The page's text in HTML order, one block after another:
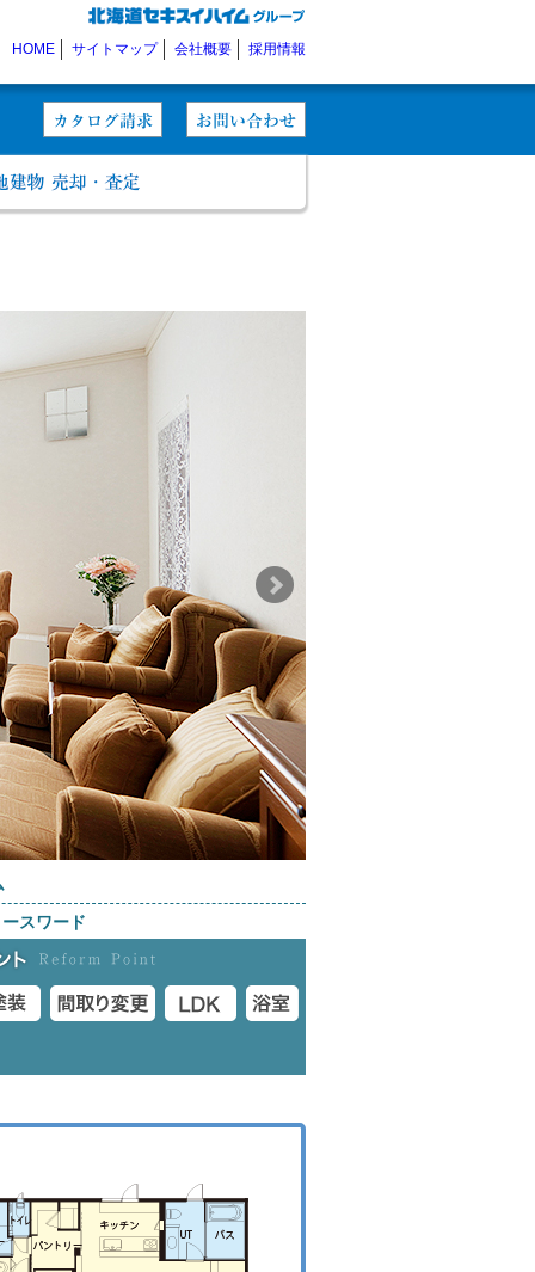
HOME サイトマップ 会社概要 採用情報
スワード